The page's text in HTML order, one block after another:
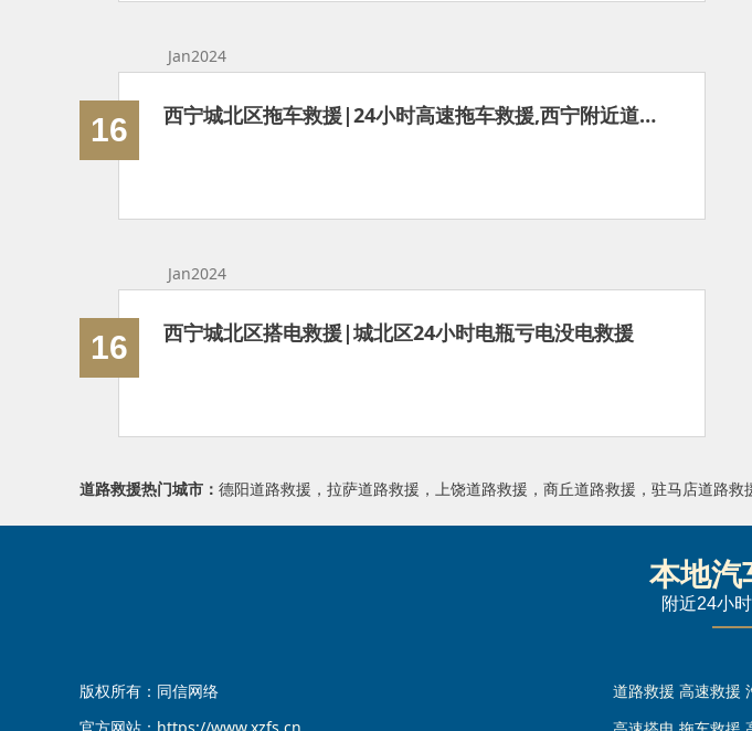
Jan2024
16 西宁城北区拖车救援|24小时高速拖车救援,西宁附近道路救援拖车
Jan2024
16 西宁城北区搭电救援|城北区24小时电瓶亏电没电救援
道路救援热门城市： 德阳道路救援 ， 拉萨道路救援 ， 上饶道路救援 ， 商丘道路救援 ， 驻马店道路救
本地汽
附近24小
版权所有：同信网络
官方网站： https://www.xzfs.cn
道路救援 高速救援